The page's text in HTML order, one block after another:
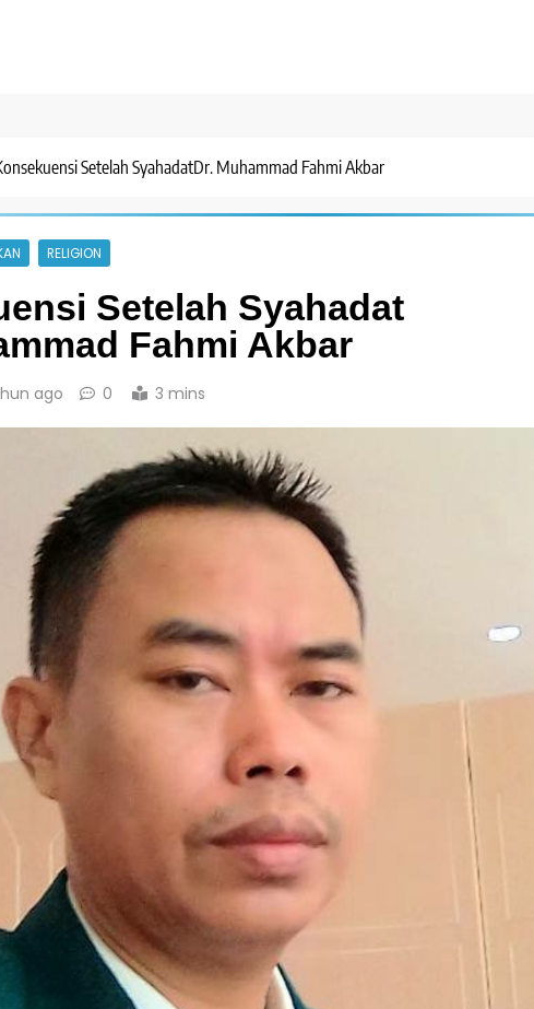
Setelah SyahadatDr. Muhammad Fahmi Akbar
RELIGION
Setelah Syahadat
Fahmi Akbar
ago 0 3 mins